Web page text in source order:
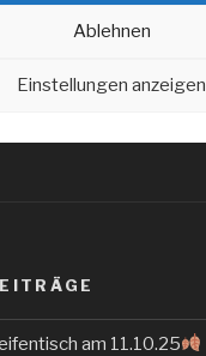
Ablehnen
Einstellungen anzeigen
am 11.10.25